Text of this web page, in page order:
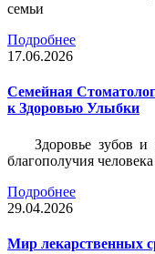
семьи
Подробнее
17.06.2026
Семейная
к Здоровью Улыбки
Здоровье зубов
благополучия
Подробнее
29.04.2026
Мир лекарственных